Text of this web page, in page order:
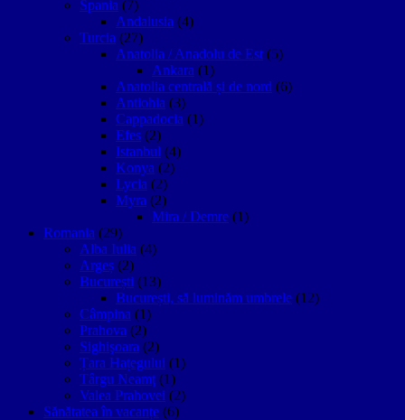
Spania (7)
Andalusia (4)
Turcia (27)
Anatolia / Anadolu de Est (5)
Ankara (1)
Anatolia centrală și de nord (6)
Antiohia (3)
Cappadocia (1)
Efes (2)
Istanbul (4)
Konya (2)
Lycia (2)
Myra (2)
Mira / Demre (1)
Romania (29)
Alba Iulia (4)
Argeș (2)
București (13)
București, să luminăm umbrele (12)
Câmpina (1)
Prahova (2)
Sighişoara (2)
Țara Hațegului (1)
Târgu Neamţ (1)
Valea Prahovei (2)
Sănătatea în vacanțe (6)